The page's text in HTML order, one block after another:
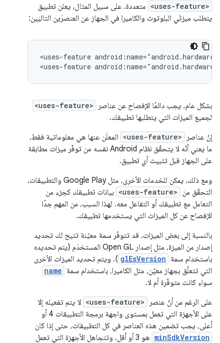
<uses-feature> متعددة. على سبيل المثال، يعلن تطبيق
يتطلب ميزتَي البلوتوث والكاميرا في الجهاز عن العنصرَين التاليَين:
<uses-feature
<uses-feature
بشكل عام، يجب دائمًا الإفصاح عن عناصر <uses-feature>
لجميع الميزات التي يتطلبها تطبيقك.
إنّ عناصر
<uses-feature> المعلَن عنها هي معلوماتية فقط،
ما يعني أنّه لا يتحقّق نظام Android نفسه من توفّر ميزات مطابقة
على الجهاز قبل تثبيت أي تطبيق.
ومع ذلك، يمكن للخدمات الأخرى، مثل Google Play والتطبيقات،
التحقّق من <uses-feature> بيانات تطبيقك كجزء من
التعامل مع تطبيقك أو التفاعل معه. لهذا السبب، من المهم جدًا
الإفصاح عن كل الميزات التي يستخدمها تطبيقك.
بالنسبة إلى بعض الميزات، قد تتوفّر سمة معيّنة تتيح لك تحديد
إصدار من الميزة، مثل إصدار Open GL المستخدَم (يتم تحديده
باستخدام سمة glEsVersion ). ويتم تحديد الميزات الأخرى
التي تتعلّق بجهاز معيّن، مثل الكاميرا، باستخدام سمة name
سواء كانت متوفّرة أم لا.
على الرغم من أنّ عنصر
<uses-feature> لا يتم تفعيله إلا
على الأجهزة التي تعمل بمستوى واجهة برمجة التطبيقات 4 أو
أعلى، يجب تضمين هذه العناصر في كل التطبيقات، حتى إذا كان
minSdkVersion
هو 3 أو أقل. وتتجاهل الأجهزة التي تعمل